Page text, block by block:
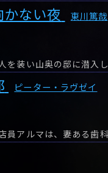
ない夜 東川篤哉
を装い山奥の邸に潜入
ピーター・ラヴゼイ